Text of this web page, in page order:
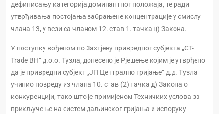
дефинисању категорија доминантног положаја, те ради
утврђивања постојања забрањене концентрације у смислу
члана 13, у вези са чланом 12. став 1. тачка ц) Закона.
У поступку вођеном по Захтјеву привредног субјекта „CT-
Trade BH“ д.о.о. Тузла, донесено је Рјешење којим је утврђено
да је привредни субјект „ЈП Централно гријање“ д.д. Тузла
учинио повреду из члана 10. став (2) тачка д) Закона о
конкуренцији, тако што је примијеном Техничких услова за
прикључење на систем даљинског гријања и испоруку